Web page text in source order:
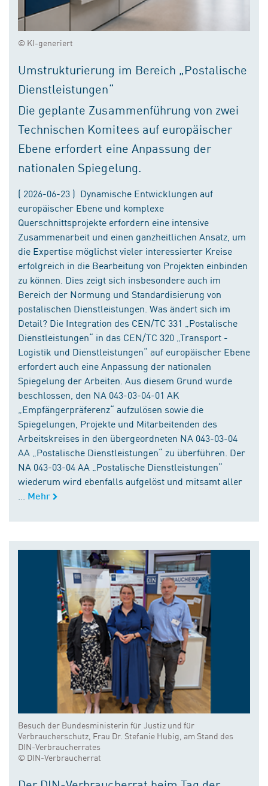
© KI-generiert
Umstrukturierung im Bereich „Postalische
Dienstleistungen“
Die geplante Zusammenführung von zwei
Technischen Komitees auf europäischer
Ebene erfordert eine Anpassung der
nationalen Spiegelung.
( 2026-06-23 ) Dynamische Entwicklungen auf
europäischer Ebene und komplexe
Querschnittsprojekte erfordern eine intensive
Zusammenarbeit und einen ganzheitlichen Ansatz, um
die Expertise möglichst vieler interessierter Kreise
erfolgreich in die Bearbeitung von Projekten einbinden
zu können. Dies zeigt sich insbesondere auch im
Bereich der Normung und Standardisierung von
postalischen Dienstleistungen. Was ändert sich im
Detail? Die Integration des CEN/TC 331 „Postalische
Dienstleistungen“ in das CEN/TC 320 „Transport -
Logistik und Dienstleistungen“ auf europäischer Ebene
erfordert auch eine Anpassung der nationalen
Spiegelung der Arbeiten. Aus diesem Grund wurde
beschlossen, den NA 043-03-04-01 AK
„Empfängerpräferenz“ aufzulösen sowie die
Spiegelungen, Projekte und Mitarbeitenden des
Arbeitskreises in den übergeordneten NA 043-03-04
AA „Postalische Dienstleistungen“ zu überführen. Der
NA 043-03-04 AA „Postalische Dienstleistungen“
wiederum wird ebenfalls aufgelöst und mitsamt aller
Mehr
Besuch der Bundesministerin für Justiz und für
Verbraucherschutz, Frau Dr. Stefanie Hubig, am Stand des
DIN-Verbraucherrates
© DIN-Verbraucherrat